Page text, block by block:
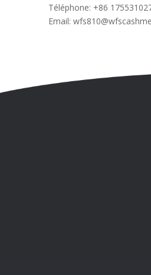
Téléphone: +86
Email: